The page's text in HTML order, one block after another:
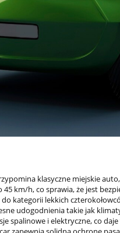
klasyczne miejskie
km/h, co sprawia, że jest
kategorii lekkich
udogodnienia takie jak
spalinowe i elektryczne, co